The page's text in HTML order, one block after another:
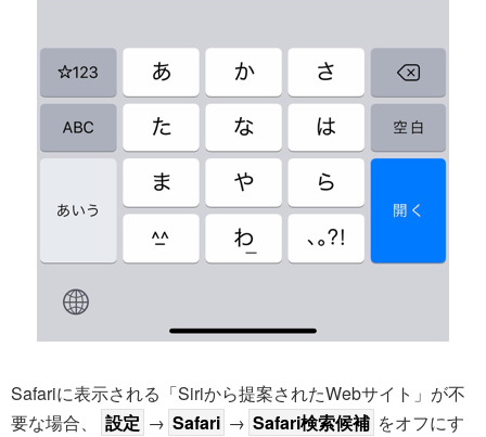
Safariに表示される「Siriから提案されたWebサイト」が不
要な場合、
設定 → Safari → Safari検索候補 をオフにす